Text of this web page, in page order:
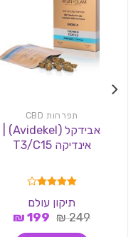
תפרחות CBD
אבידקל (Avidekel) |
אינדיקה T3/C15
מתוך 5
תיקון עולם
249
₪ המחיר
199
₪המחיר